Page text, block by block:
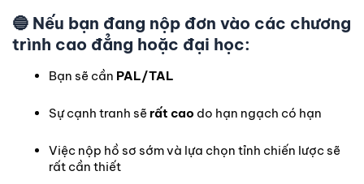
🔵 Nếu bạn đang nộp đơn vào các chương
trình cao đẳng hoặc đại học:
Bạn sẽ cần PAL/TAL
Sự cạnh tranh sẽrất cao do hạn ngạch có hạn
Việc nộp hồ sơ sớm và lựa chọn tỉnh chiến lược sẽ
rất cần thiết